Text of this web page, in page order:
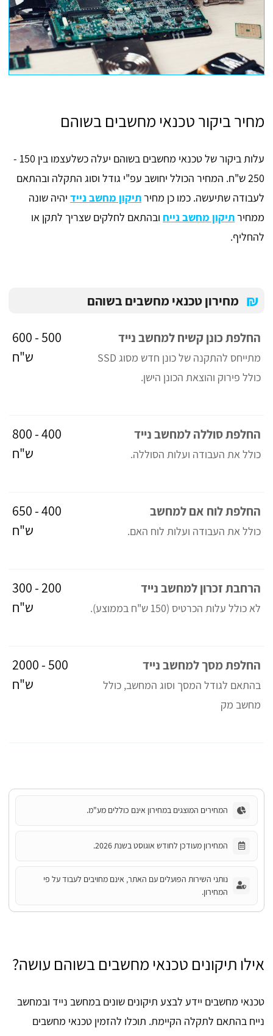
מחיר ביקור טכנאי מחשבים בשוהם
עלות ביקור של טכנאי מחשבים בשוהם יעלה כשלעצמו בין 150 -
250 ש"ח. המחיר הכולל יחושב עפ"י גודל וסוג התקלה ובהתאם
לעבודה שתיעשה. כמו כן מחירתיקון מחשב נייד יהיה שונה
ממחירתיקון מחשב נייח ובהתאם לחלקים שצריך לתקן או
להחליף.
₪ מחירון טכנאי מחשבים בשוהם
החלפת כונן קשיח למחשב נייד
מתייחס להתקנה של כונן חדש מסוג SSD
כולל פירוק והוצאת הכונן הישן.
500 - 600
ש"ח
החלפת סוללה למחשב נייד
כולל את העבודה ועלות הסוללה.
400 - 800
ש"ח
החלפת לוח אם למחשב
כולל את העבודה ועלות לוח האם.
400 - 650
ש"ח
הרחבת זכרון למחשב נייד
לא כולל עלות הכרטיס (150 ש"ח בממוצע).
200 - 300
ש"ח
החלפת מסך למחשב נייד
בהתאם לגודל המסך וסוג המחשב, כולל
מחשב מק
500 - 2000
ש"ח
המחירים המוצגים במחירון אינם כוללים מע"מ.
המחירון מעודכן לחודש אוגוסט בשנת 2026.
נותני השירות הפועלים עם האתר, אינם מחויבים לעבוד על פי
המחירון.
אילו תיקונים טכנאי מחשבים בשוהם עושה?
טכנאי מחשבים יידע לבצע תיקונים שונים במחשב נייד ובמחשב
נייח בהתאם לתקלה הקיימת. תוכלו להזמין טכנאי מחשבים